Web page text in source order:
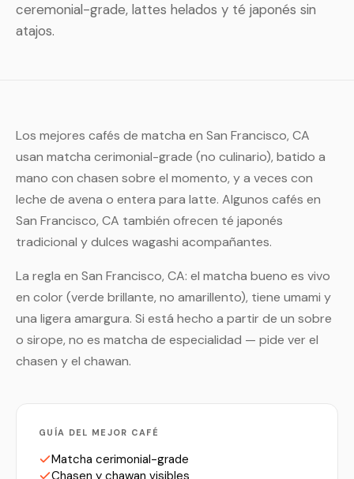
ceremonial-grade, lattes helados y té japonés sin
atajos.
Los mejores cafés de matcha en San Francisco, CA
usan matcha cerimonial-grade (no culinario), batido a
mano con chasen sobre el momento, y a veces con
leche de avena o entera para latte. Algunos cafés en
San Francisco, CA también ofrecen té japonés
tradicional y dulces wagashi acompañantes.
La regla en San Francisco, CA: el matcha bueno es vivo
en color (verde brillante, no amarillento), tiene umami y
una ligera amargura. Si está hecho a partir de un sobre
o sirope, no es matcha de especialidad — pide ver el
chasen y el chawan.
GUÍA DEL MEJOR CAFÉ
Matcha cerimonial-grade
Chasen y chawan visibles